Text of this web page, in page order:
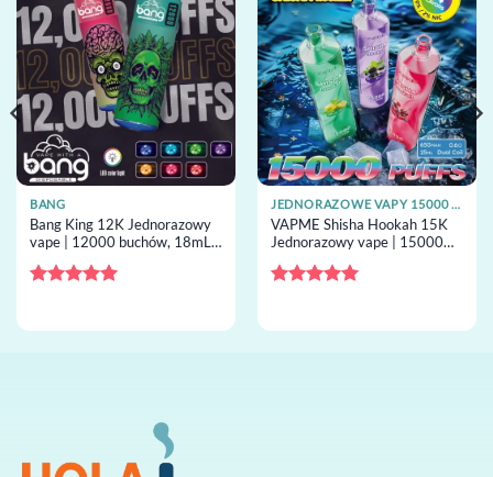
BANG
Bang King 12K Jednorazowy
vape | 12000 buchów, 18mL
capacity, grzałka mesh,
jednorazowy vape hurt
JEDNORAZOWE VAPY 15000 ZACIĄGNIĘĆ
VAPME Shisha Hookah 15K
Jednorazowy vape | 15000
buchów, shisha airflow,
jednorazowy vape hurt